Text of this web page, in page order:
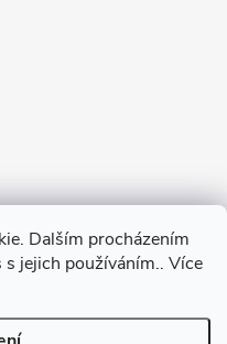
Dalším procházením
jejich používáním.. Více